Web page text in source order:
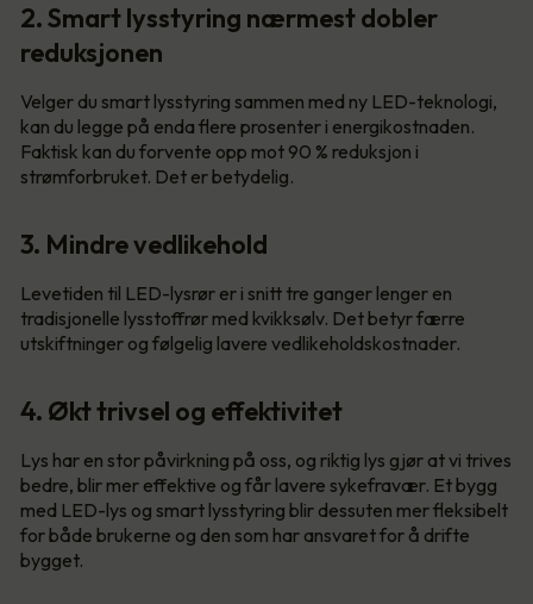
2. Smart lysstyring nærmest dobler
reduksjonen
Velger du smart lysstyring sammen med ny LED-teknologi,
kan du legge på enda flere prosenter i energikostnaden.
Faktisk kan du forvente opp mot 90 % reduksjon i
strømforbruket. Det er betydelig.
3. Mindre vedlikehold
Levetiden til LED-lysrør er i snitt tre ganger lenger en
tradisjonelle lysstoffrør med kvikksølv. Det betyr færre
utskiftninger og følgelig lavere vedlikeholdskostnader.
4. Økt trivsel og effektivitet
Lys har en stor påvirkning på oss, og riktig lys gjør at vi trives
bedre, blir mer effektive og får lavere sykefravær. Et bygg
med LED-lys og smart lysstyring blir dessuten mer fleksibelt
for både brukerne og den som har ansvaret for å drifte
bygget.